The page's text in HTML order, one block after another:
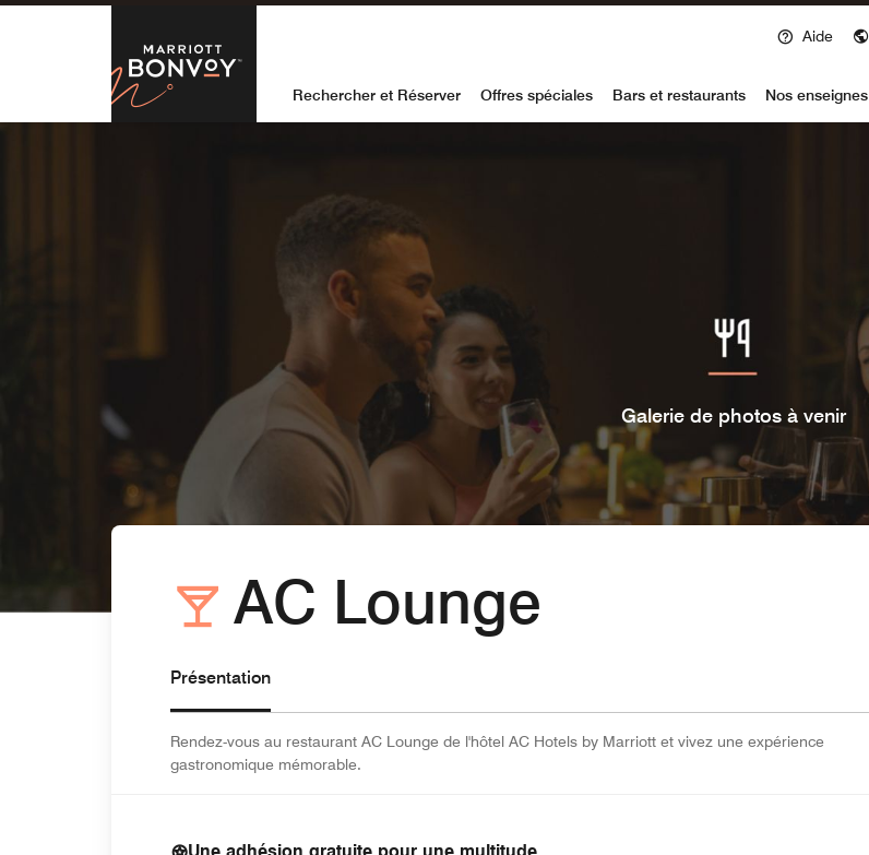
Skip to Content
Marriott Bonvoy
Aide
Rechercher et Réserver Offres spéciales Bars et restaurants Nos enseignes
Galerie de photos à venir
AC Lounge
Présentation
Rendez-vous au restaurant AC Lounge de l'hôtel AC Hotels by Marriott et vivez une expérience
gastronomique mémorable.
Une adhésion gratuite pour une multitude